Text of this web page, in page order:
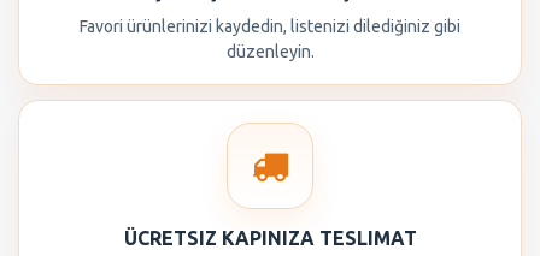
Favori ürünlerinizi kaydedin, listenizi dilediğiniz gibi
düzenleyin.
ÜCRETSIZ KAPINIZA TESLIMAT